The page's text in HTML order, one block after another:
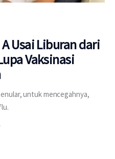
Usai Liburan dari
Vaksinasi
untuk mencegahnya,